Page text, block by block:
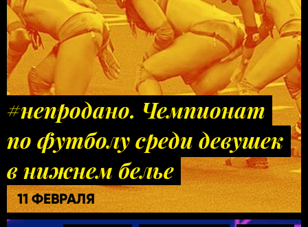
#непродано. Чемпионат
по футболу среди девушек
в нижнем белье
11 ФЕВРАЛЯ